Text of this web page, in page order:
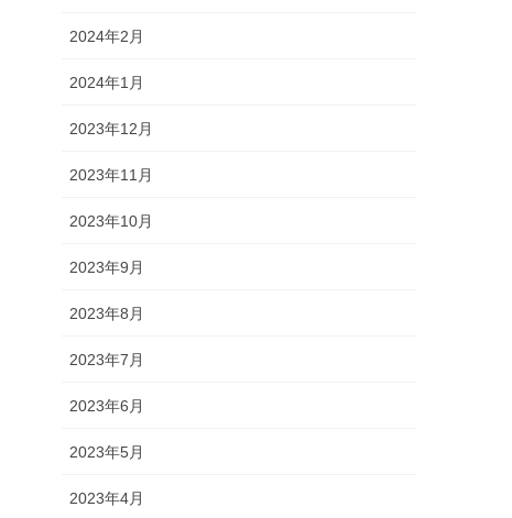
2024年2月
2024年1月
2023年12月
2023年11月
2023年10月
2023年9月
2023年8月
2023年7月
2023年6月
2023年5月
2023年4月